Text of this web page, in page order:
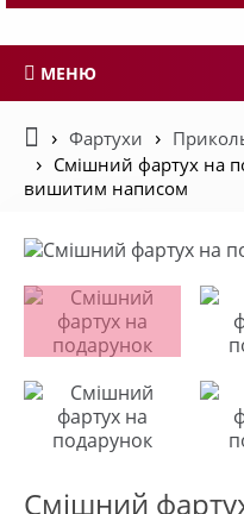
МЕНЮ
Фартухи
Смішний фартух на
вишитим написом
Смішний